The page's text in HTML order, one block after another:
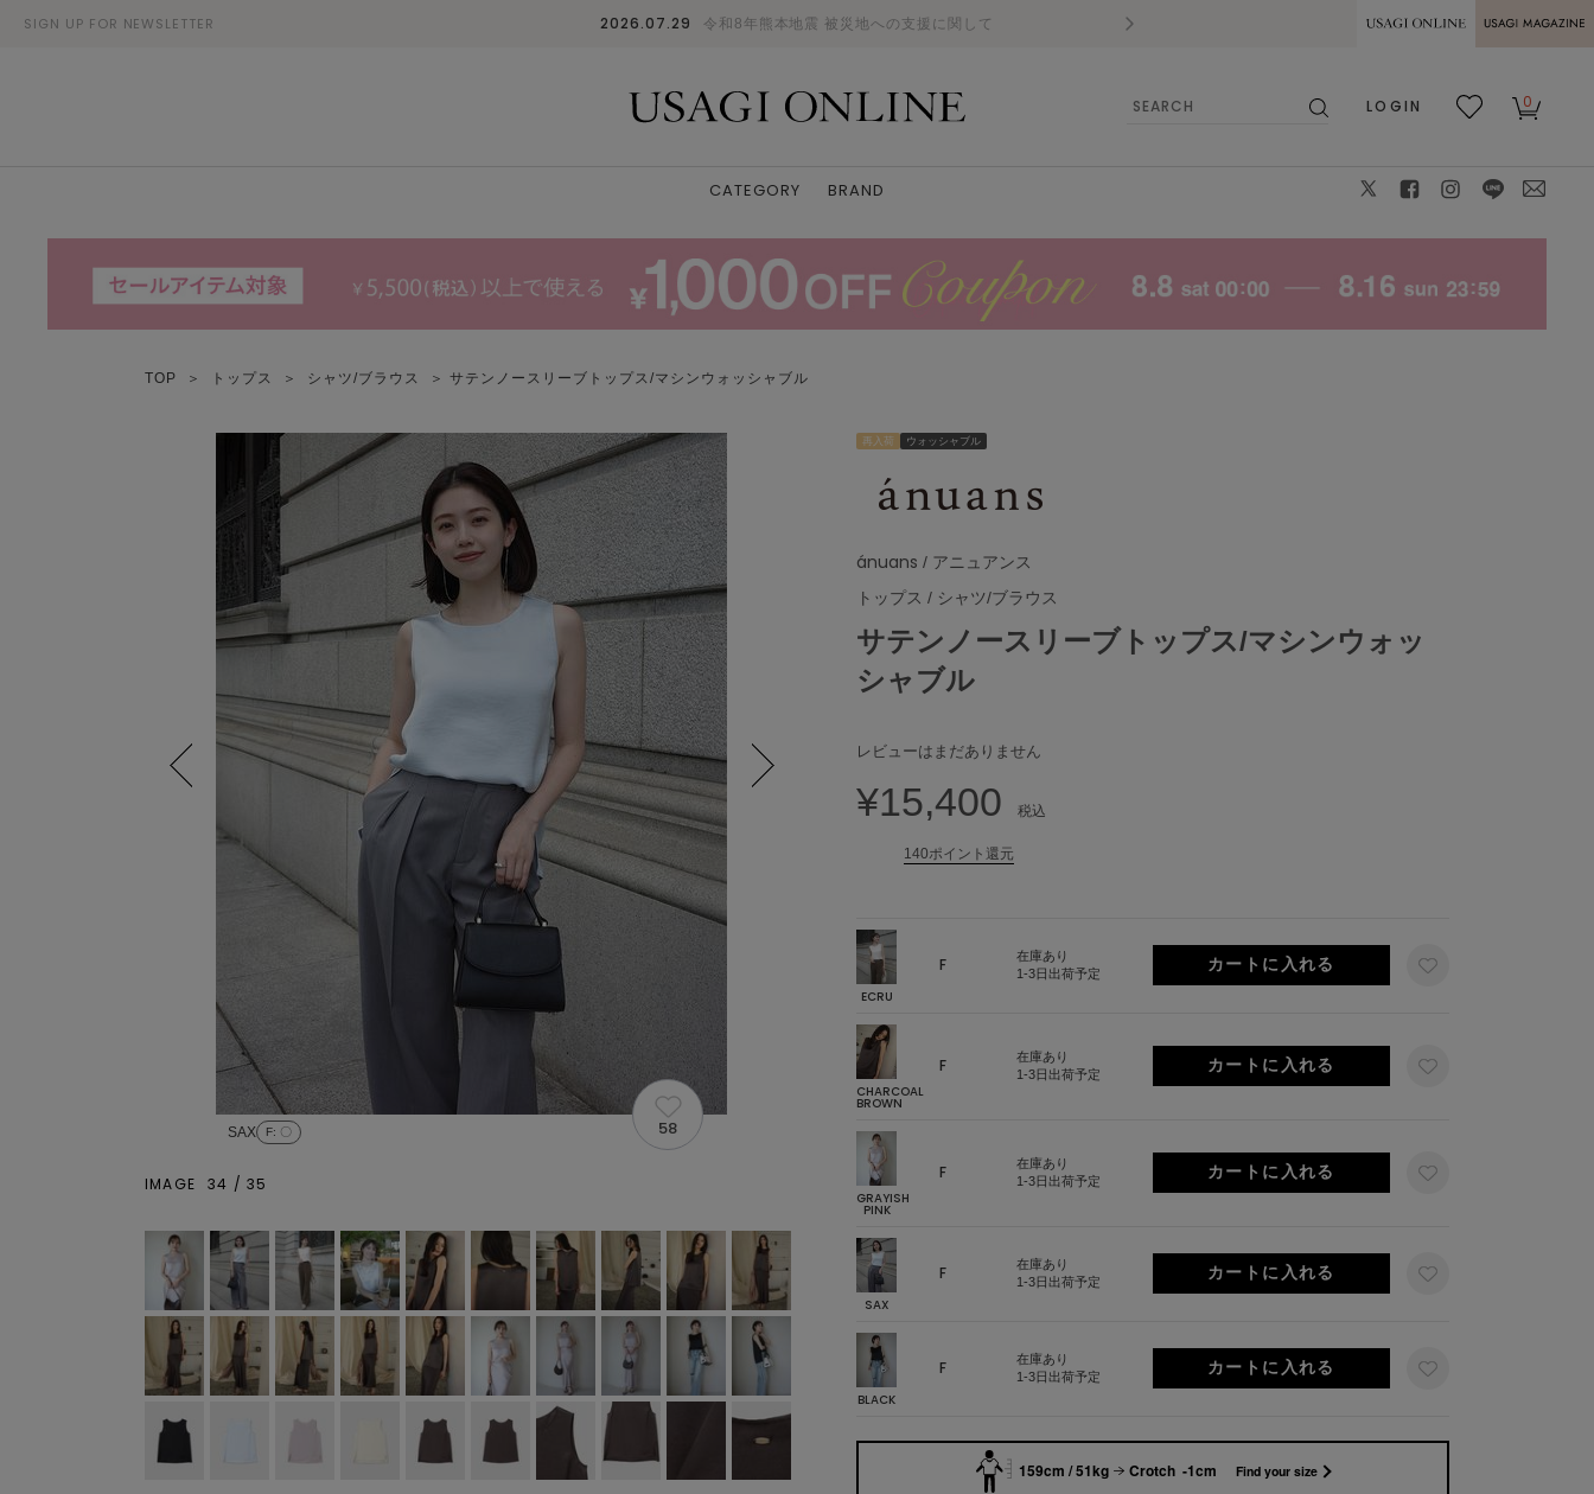
SIGN UP FOR NEWSLETTER 2026.07.29 令和8年熊本地震 被災地への支援に関して 熊本県熊本地方を震源とする地震の影響に
MAGAZINE
LOGIN
0
CATEGORY BRAND
TOP ＞ トップス ＞ シャツ/ブラウス ＞ サテンノースリーブトップス/マシンウォッシャブル
再入荷 ウォッシャブル
ánuans / アニュアンス
トップス / シャツ/ブラウス
サテンノースリーブトップス/マシンウォッ
シャブル
レビューはまだありません
¥15,400 税込
140ポイント還元
ECRU
F
在庫あり
1-3日出荷予定
CHARCOAL
BROWN
F
在庫あり
1-3日出荷予定
GRAYISH
PINK
F
在庫あり
1-3日出荷予定
SAX
F
在庫あり
1-3日出荷予定
BLACK
F
在庫あり
1-3日出荷予定
159cm / 51kg Crotch -1cm Find your size
SAX F: 〇 58
IMAGE 34 /35